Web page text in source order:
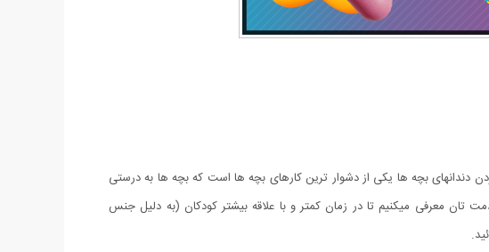
بچه ها یکی از دشوار ترین کارهای بچه ها است که بچه ها به درستی
معرفی میکنیم تا در زمان کمتر و با علاقه بیشتر کودکان (به دلیل جنس